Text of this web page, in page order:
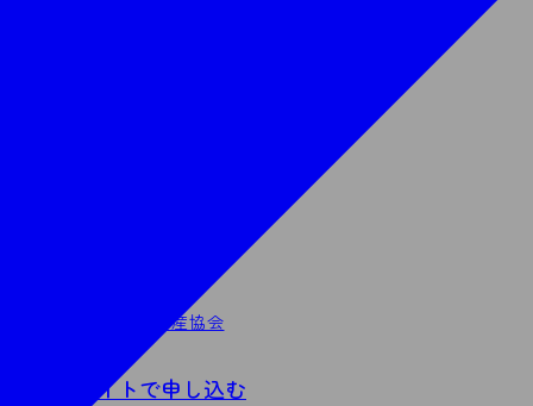
（一社）村山市観光物産協会
業者Webサイトで申し込む